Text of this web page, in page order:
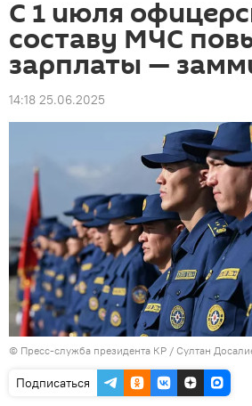
С 1 июля
составу МЧС
зарплаты —
14:18 25.06.2025
© Пресс-служба президента КР / Султан
Подписаться